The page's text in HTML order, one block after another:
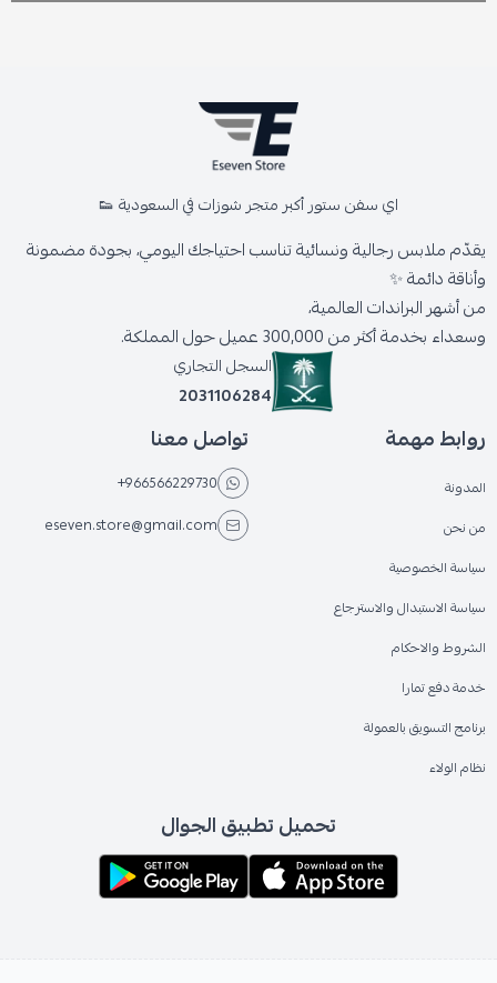
اي سفن ستور أكبر متجر شوزات في السعودية 👟
يقدّم ملابس رجالية ونسائية تناسب احتياجك اليومي، بجودة مضمونة
وأناقة دائمة ✨
من أشهر البراندات العالمية،
وسعداء بخدمة أكثر من 300,000 عميل حول المملكة.
السجل التجاري
2031106284
روابط مهمة
المدونة
من نحن
سياسة الخصوصية
سياسة الاستبدال والاسترجاع
الشروط والاحكام
خدمة دفع تمارا
برنامج التسويق بالعمولة
نظام الولاء
تواصل معنا
+966566229730
eseven.store@gmail.com
تحميل تطبيق الجوال